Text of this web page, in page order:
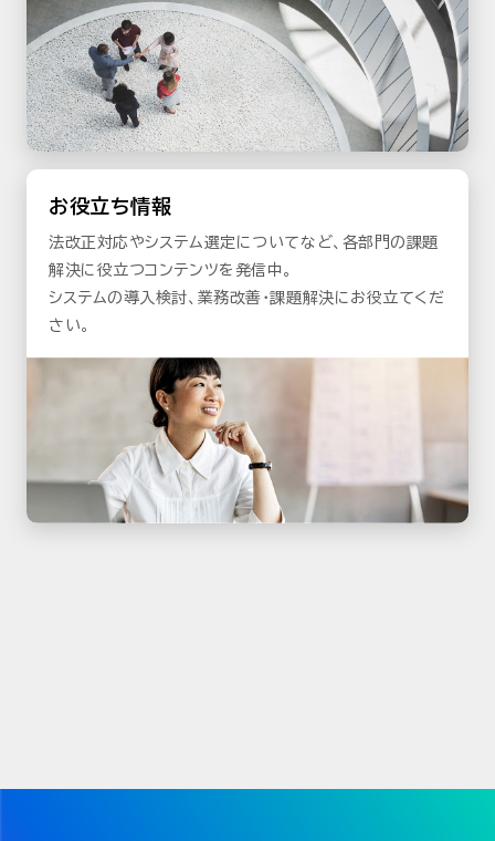
お役立ち情報
法改正対応やシステム選定についてなど、各部門の課題
解決に役立つコンテンツを発信中。
システムの導入検討、業務改善・課題解決にお役立てくだ
さい。